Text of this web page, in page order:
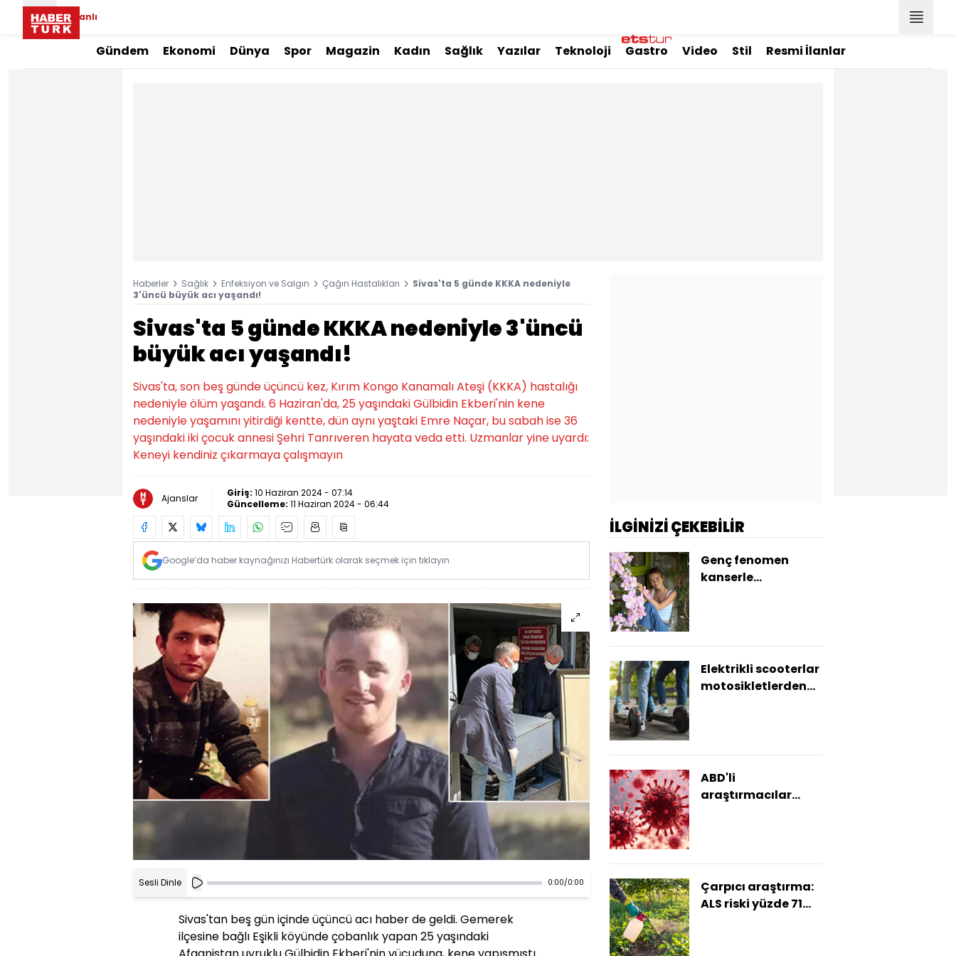
Canlı
Gündem Ekonomi Dünya Spor Magazin Kadın Sağlık Yazılar Teknoloji Gastro Video Stil Resmi İlanlar
Haberler Sağlık Enfeksiyon ve Salgın Çağın Hastalıkları
Sivas'ta 5 günde KKKA nedeniyle
3'üncü büyük acı yaşandı!
Sivas'ta 5 günde KKKA nedeniyle 3'üncü
büyük acı yaşandı!
Sivas'ta, son beş günde üçüncü kez, Kırım Kongo Kanamalı Ateşi (KKKA) hastalığı
nedeniyle ölüm yaşandı. 6 Haziran'da, 25 yaşındaki Gülbidin Ekberi'nin kene
nedeniyle yaşamını yitirdiği kentte, dün aynı yaştaki Emre Naçar, bu sabah ise 36
yaşındaki iki çocuk annesi Şehri Tanrıveren hayata veda etti. Uzmanlar yine uyardı:
Keneyi kendiniz çıkarmaya çalışmayın
Ajanslar Giriş: 10 Haziran 2024 - 07:14
Güncelleme: 11 Haziran 2024 - 06:44
Google’da haber kaynağınızı Habertürk olarak seçmek için tıklayın
Sesli Dinle 0:00/0:00
Sivas'tan beş gün içinde üçüncü acı haber de geldi. Gemerek
ilçesine bağlı Eşikli köyünde çobanlık yapan 25 yaşındaki
İLGİNİZİ ÇEKEBİLİR
Genç fenomen
kanserle
Elektrikli scooterlar
motosikletlerden
ABD'li
araştırmacılar
Çarpıcı araştırma:
ALS riski yüzde 71